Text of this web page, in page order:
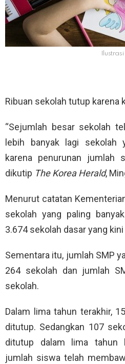
Ilustrasi
Ribuan sekolah tutup karena
“Sejumlah besar sekolah
lebih banyak lagi sekolah
karena penurunan jumlah
dikutip The Korea Herald,
Menurut catatan
sekolah yang paling
3.674 sekolah dasar yang
Sementara itu, jumlah SMP
264 sekolah dan jumlah
sekolah.
Dalam lima tahun terakhir,
ditutup. Sedangkan 107
ditutup dalam lima tahun
jumlah siswa telah